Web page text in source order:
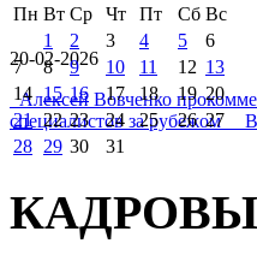
20-02-2026
Алексей Вовченко
специалистов за рубежом В
Пн Вт Ср Чт Пт Сб Вс
1
2 3 4 5
6
7
8 9 10 11 12 13
14 15 16 17 18 19 20
21 22 23 24 25 26 27
28 29 30 31